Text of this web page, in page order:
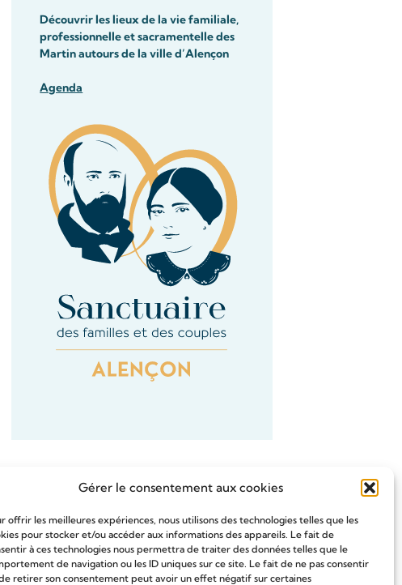
Gérer le consentement aux cookies
offrir les meilleures expériences, nous utilisons des technologies telles que les
pour stocker et/ou accéder aux informations des appareils. Le fait de
à ces technologies nous permettra de traiter des données telles que le
de navigation ou les ID uniques sur ce site. Le fait de ne pas consentir
retirer son consentement peut avoir un effet négatif sur certaines
Découvrir les lieux de la vie familiale,
professionnelle et sacramentelle des
Martin autours de la ville d’Alençon
Agenda
Tous les Articles